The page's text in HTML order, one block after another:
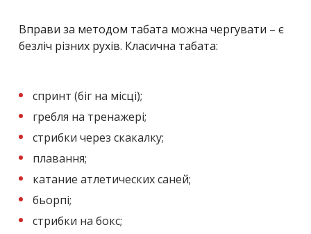
Вправи за методом табата можна чергувати – є
безліч різних рухів. Класична табата:
спринт (біг на місці);
гребля на тренажері;
стрибки через скакалку;
плавання;
катание атлетических саней;
бьорпі;
стрибки на бокс;